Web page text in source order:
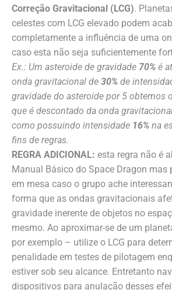
Correção Gravitacional (LCG).
celestes com LCG elevado podem
completamente a influência de uma
caso esta não seja suficientemente
Ex.: Um asteroide de gravidade 70% é
onda gravitacional de 30% de
gravidade do asteroide por 5 obtemos
que é descontado da onda
como possuindo intensidade 16% na
fins de regras.
REGRA ADICIONAL: esta regra não é
Manual Básico do Space Dragon mas
em mesa caso o grupo ache
forma que as ondas gravitacionais
gravidade inerente de objetos no
mesmo. Ao aproximar-se de um
por exemplo – utilize o LCG para
penalidade em testes de pilotagem
estiver sob seu alcance. Entretanto
dispositivos para anulação desses